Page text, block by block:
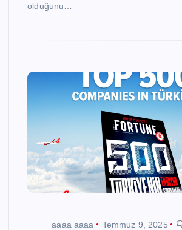
olduğunu…
aaaa aaaa Temmuz 9, 2025